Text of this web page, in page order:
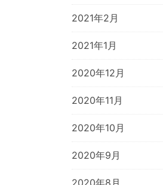
2021年2月
2021年1月
2020年12月
2020年11月
2020年10月
2020年9月
2020年8月